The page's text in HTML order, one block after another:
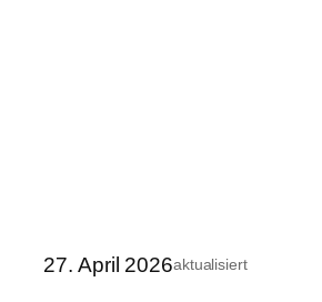
27. April 2026aktualisiert